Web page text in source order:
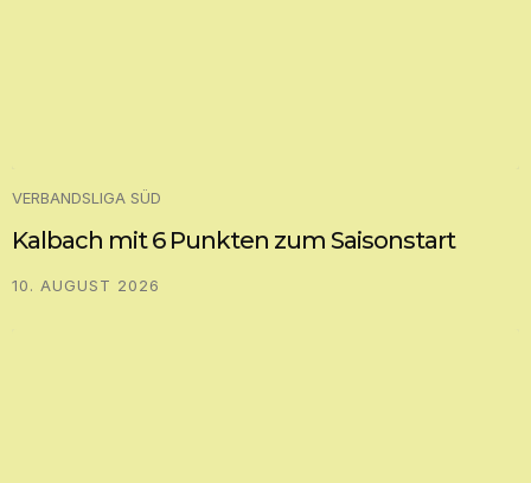
VERBANDSLIGA SÜD
Kalbach mit 6 Punkten zum Saisonstart
10. AUGUST 2026